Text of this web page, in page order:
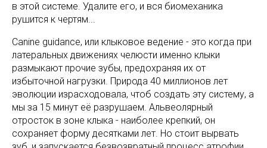
в этой системе. Удалите его, и вся биомеханика
рушится к чертям...
Canine guidance, или клыковое ведение - это когда при
латеральных движениях челюсти именно клыки
размыкают прочие зубы, предохраняя их от
избыточной нагрузки. Природа 40 миллионов лет
эволюции израсходовала, чтоб создать эту систему, а
мы за 15 минут её разрушаем. Альвеолярный
отросток в зоне клыка - наиболее крепкий, он
сохраняет форму десятками лет. Но стоит вырвать